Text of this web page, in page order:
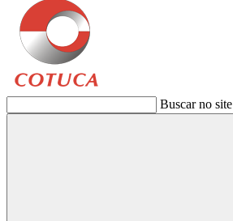
Buscar no site